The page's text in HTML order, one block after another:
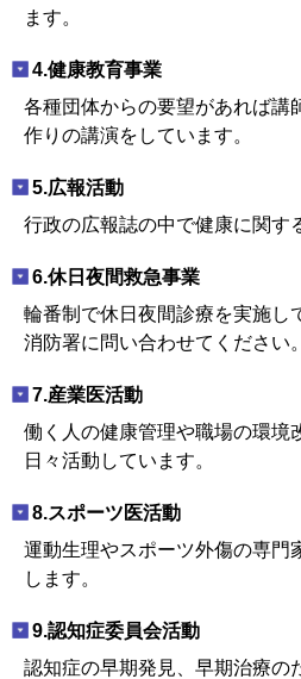
ます。
4.健康教育事業
各種団体からの要望があれば講
作りの講演をしています。
5.広報活動
行政の広報誌の中で健康に関す
6.休日夜間救急事業
輪番制で休日夜間診療を実施し
消防署に問い合わせてください。
7.産業医活動
働く人の健康管理や職場の環境
日々活動しています。
8.スポーツ医活動
運動生理やスポーツ外傷の専門
します。
9.認知症委員会活動
認知症の早期発見、早期治療の